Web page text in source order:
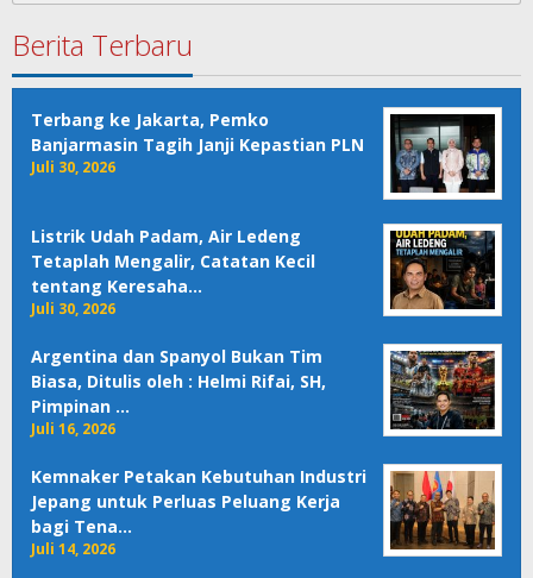
Berita Terbaru
Terbang ke Jakarta, Pemko
Banjarmasin Tagih Janji Kepastian PLN
Juli 30, 2026
Listrik Udah Padam, Air Ledeng
Tetaplah Mengalir, Catatan Kecil
tentang Keresaha…
Juli 30, 2026
Argentina dan Spanyol Bukan Tim
Biasa, Ditulis oleh : Helmi Rifai, SH,
Pimpinan …
Juli 16, 2026
Kemnaker Petakan Kebutuhan Industri
Jepang untuk Perluas Peluang Kerja
bagi Tena…
Juli 14, 2026